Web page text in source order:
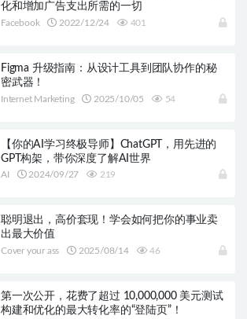
化和增加广告支出所需的一切
Facebook 2022/12/24 401
Figma 升级指南：从设计工具到团队协作的秘
密武器！
Internet Marketing 2025/10/05 54
【你的AI学习终极导师】ChatGPT，用先进的
GPT构架，带你深度了解AI世界
AI 2024/09/27 219
聪明退出，高价套现！学会如何把你的事业卖
出最大价值
Cover your ass 2025/08/14 46
第一次公开，花费了超过 10,000,000 美元测试
构建和优化的最大转化率的“登陆页”！